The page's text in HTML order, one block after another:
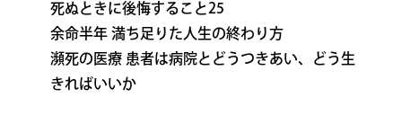
死ぬときに後悔すること25
余命半年 満ち足りた人生の終わり方
瀕死の医療 患者は病院とどうつきあい、どう生
きればいいか